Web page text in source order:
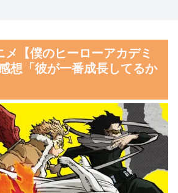
屈みで
散され
オンが
らせ」
換して
し大騒ぎ！【海外の反応】
韓国人「どうやら五輪サッカ
ー日韓戦でも審判の接待があっ
では…？（ﾌﾞﾙﾌﾞﾙ」＝韓国の
反応
韓国人「MLBで日本人より韓
国人選手のほうがこの能力だけ
は上だよね」
メ【僕のヒーローアカデミ
想「彼が一番成長してるか